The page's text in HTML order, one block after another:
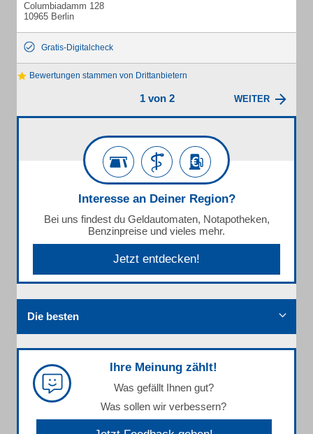
Columbiadamm 128
10965 Berlin
Gratis-Digitalcheck
Bewertungen stammen von Drittanbietern
1 von 2 WEITER
Interesse an Deiner Region?
Bei uns findest du Geldautomaten, Notapotheken,
Benzinpreise und vieles mehr.
Jetzt entdecken!
Die besten
Ihre Meinung zählt!
Was gefällt Ihnen gut?
Was sollen wir verbessern?